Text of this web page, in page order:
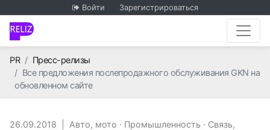
Войти Зарегистрироваться
PRГлавная
Пресс-релизы
Все предложения послепродажного обслуживания GKN на
обновленном сайте
26.09.2018 Авто, мото · Промышленность · Связь,